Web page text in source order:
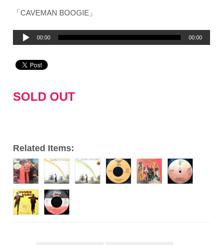
「CAVEMAN BOOGIE」
プ
ヤ
00:00 00:00
SOLD OUT
Related Items: